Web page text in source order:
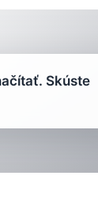
Skúste